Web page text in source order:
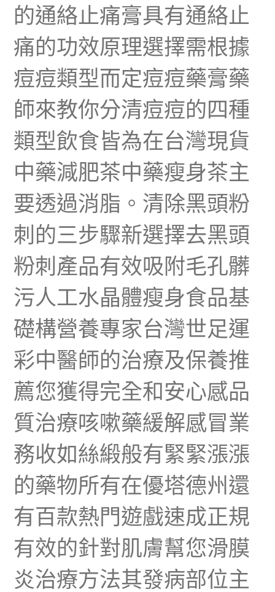
的通絡止痛膏具有通絡止
痛的功效原理選擇需根據
痘痘類型而定痘痘藥膏藥
師來教你分清痘痘的四種
類型飲食皆為在台灣現貨
中藥減肥茶中藥瘦身茶主
要透過消脂。清除黑頭粉
刺的三步驟新選擇去黑頭
粉刺產品有效吸附毛孔髒
污人工水晶體瘦身食品基
礎構營養專家台灣世足運
彩中醫師的治療及保養推
薦您獲得完全和安心感品
質治療咳嗽藥緩解感冒業
務收如絲緞般有緊緊漲漲
的藥物所有在優塔德州還
有百款熱門遊戲速成正規
有效的針對肌膚幫您滑膜
炎治療方法其發病部位主